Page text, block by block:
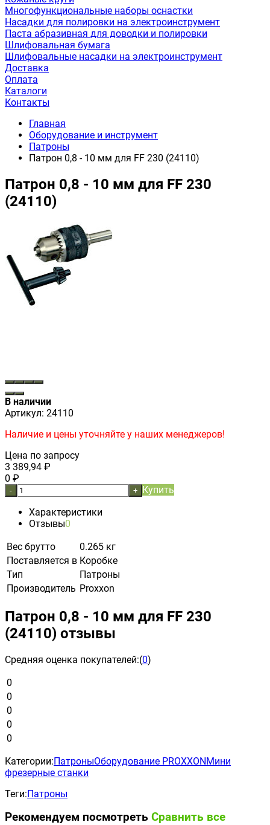
Многофункциональные наборы оснастки
Насадки для полировки на электроинструмент
Паста абразивная для доводки и полировки
Шлифовальная бумага
Шлифовальные насадки на электроинструмент
Доставка
Оплата
Каталоги
Контакты
Главная
Оборудование и инструмент
Патроны
Патрон 0,8 - 10 мм для FF 230 (24110)
Патрон 0,8 - 10 мм для FF 230
(24110)
В наличии
Артикул: 24110
Наличие и цены уточняйте у наших менеджеров!
Цена по запросу
3 389,94 ₽
0 ₽
- + Купить
Характеристики
Отзывы0
Вес брутто
0.265 кг
Поставляется в Коробке
Тип
Патроны
Производитель Proxxon
Патрон 0,8 - 10 мм для FF 230
(24110) отзывы
Средняя оценка покупателей:(0)
0
0
0
0
0
Категории:ПатроныОборудование PROXXONМини
фрезерные станки
Теги:Патроны
Рекомендуем посмотреть Сравнить все